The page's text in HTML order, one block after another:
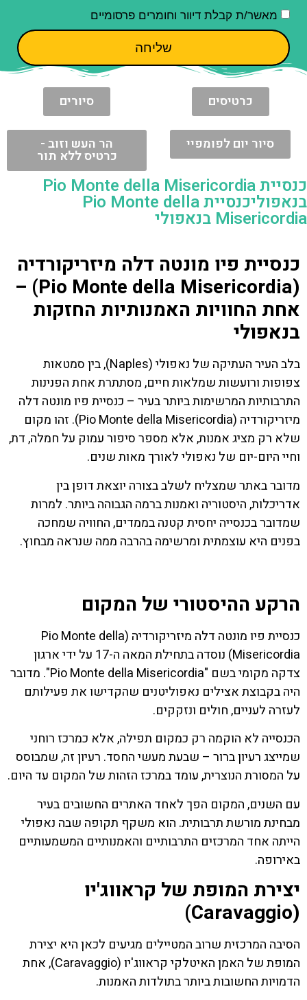
מאשר/ת קבלת דיוור וחומרים פרסומיים
שליחה
כרטיסים סיורים
סיור יום לפומפיי הר העש וזוב -
כרטיס ללא תור
כנסיית Pio Monte della Misericordia
בנאפוליכנסיית Pio Monte della
Misericordia בנאפולי
כנסיית פיו מונטה דלה מיזריקורדיה
(Pio Monte della Misericordia) –
אחת החוויות האמנותיות החזקות
בנאפולי
בלב העיר העתיקה של נאפולי (Naples), בין סמטאות
צפופות ורועשות שמלאות חיים, מסתתרת אחת הפנינות
התרבותיות המרשימות ביותר בעיר – כנסיית פיו מונטה דלה
מיזריקורדיה (Pio Monte della Misericordia). זהו מקום
שלא רק מציג אמנות, אלא מספר סיפור עמוק על חמלה, דת,
וחיי היום-יום של נאפולי לאורך מאות שנים.
מדובר באתר שמצליח לשלב בצורה יוצאת דופן בין
אדריכלות, היסטוריה ואמנות ברמה הגבוהה ביותר. למרות
שמדובר בכנסייה יחסית קטנה בממדים, החוויה שמחכה
בפנים היא עוצמתית ומרשימה בהרבה ממה שנראה מבחוץ.
הרקע ההיסטורי של המקום
כנסיית פיו מונטה דלה מיזריקורדיה (Pio Monte della
Misericordia) נוסדה בתחילת המאה ה-17 על ידי ארגון
צדקה מקומי בשם "Pio Monte della Misericordia". מדובר
היה בקבוצת אצילים נאפוליטנים שהקדישו את פעילותם
לעזרה לעניים, חולים ונזקקים.
הכנסייה לא הוקמה רק כמקום תפילה, אלא כמרכז רוחני
שמייצג רעיון ברור – שבעת מעשי החסד. רעיון זה, שמבוסס
על המסורת הנוצרית, עומד במרכז הזהות של המקום עד היום.
עם השנים, המקום הפך לאחד האתרים החשובים בעיר
מבחינת מורשת תרבותית. הוא משקף תקופה שבה נאפולי
הייתה אחד המרכזים התרבותיים והאמנותיים המשמעותיים
באירופה.
יצירת המופת של קראווג'יו
(Caravaggio)
הסיבה המרכזית שרוב המטיילים מגיעים לכאן היא יצירת
המופת של האמן האיטלקי קראווג'יו (Caravaggio), אחת
הדמויות החשובות ביותר בתולדות האמנות.